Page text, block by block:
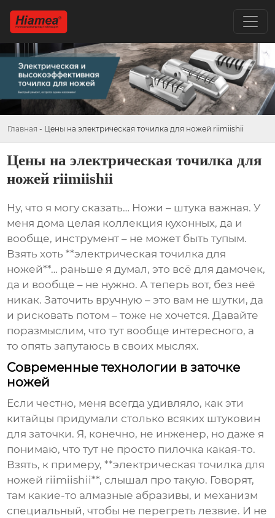
Главная - Цены на электрическая точилка для ножей riimiishii
Цены на электрическая точилка для
ножей riimiishii
Ну, что я могу сказать… Ножи – штука важная. У
меня дома целая коллекция кухонных, да и
вообще, инструмент – не может быть тупым.
Взять хоть **электрическая точилка для
ножей**… раньше я думал, это всё для дамочек,
да и вообще – не нужно. А теперь вот, без неё
никак. Заточить вручную – это вам не шутки, да
и рисковать потом – тоже не хочется. Давайте
поразмыслим, что тут вообще интересного, а
то опять запутаюсь в своих мыслях.
Современные технологии в заточке
ножей
Если честно, меня всегда удивляло, как эти
китайцы придумали столько всяких штуковин
для заточки. Я, конечно, не инженер, но даже я
понимаю, что тут не просто пилочка какая-то.
Взять, к примеру, **электрическая точилка для
ножей riimiishii**, слышал про такую. Говорят,
там какие-то алмазные абразивы, и механизм
специальный, чтобы не перегреть лезвие. И не